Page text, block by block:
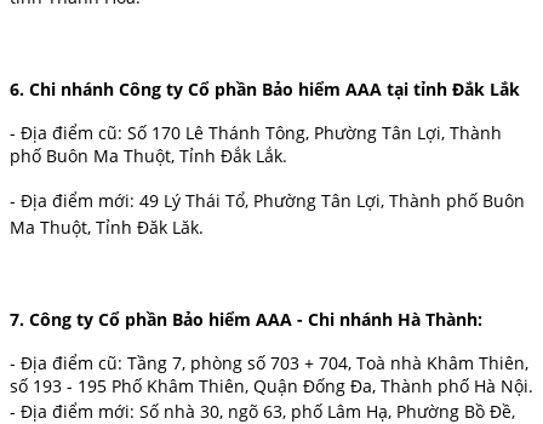
6. Chi nhánh Công ty Cổ phần Bảo hiểm AAA tại tỉnh Đắk Lắk
- Địa điểm cũ: Số 170 Lê Thánh Tông, Phường Tân Lợi, Thành
phố Buôn Ma Thuột, Tỉnh Đắk Lắk.
- Địa điểm mới: 49 Lý Thái Tổ, Phường Tân Lợi, Thành phố Buôn
Ma Thuột, Tỉnh Đăk Lăk.
7. Công ty Cổ phần Bảo hiểm AAA - Chi nhánh Hà Thành:
- Địa điểm cũ: Tầng 7, phòng số 703 + 704, Toà nhà Khâm Thiên,
số 193 - 195 Phố Khâm Thiên, Quận Đống Đa, Thành phố Hà Nội.
- Địa điểm mới: Số nhà 30, ngõ 63, phố Lâm Hạ, Phường Bồ Đề,